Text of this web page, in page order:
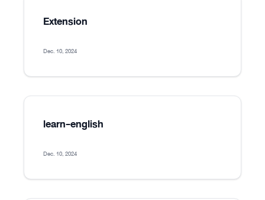
Extension
Dec. 10, 2024
learn-english
Dec. 10, 2024